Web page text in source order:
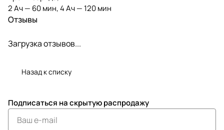
2 Ач — 60 мин, 4 Ач — 120 мин
Отзывы
Загрузка отзывов...
Назад к списку
Подписаться на скрытую распродажу